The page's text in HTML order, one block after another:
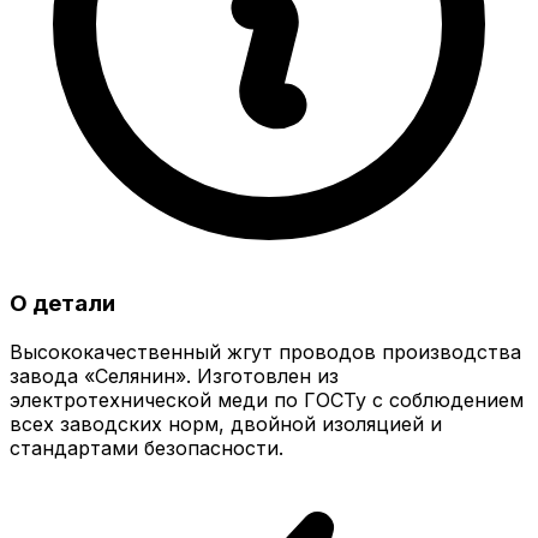
О детали
Высококачественный жгут проводов производства
завода «Селянин». Изготовлен из
электротехнической меди по ГОСТу с соблюдением
всех заводских норм, двойной изоляцией и
стандартами безопасности.